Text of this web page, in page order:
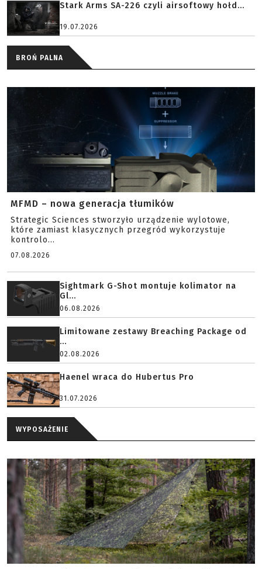
Stark Arms SA-226 czyli airsoftowy hołd...
19.07.2026
BROŃ PALNA
MFMD – nowa generacja tłumików
Strategic Sciences stworzyło urządzenie wylotowe,
które zamiast klasycznych przegród wykorzystuje
kontrolo...
07.08.2026
Sightmark G-Shot montuje kolimator na
Gl...
06.08.2026
Limitowane zestawy Breaching Package od
...
02.08.2026
Haenel wraca do Hubertus Pro
31.07.2026
WYPOSAŻENIE